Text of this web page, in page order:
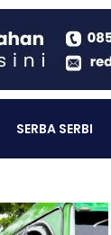
SERBA SERBI